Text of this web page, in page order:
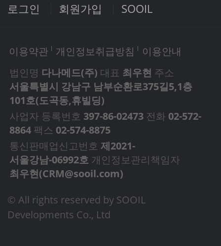
로그인 회원가입 SOOIL
이용약관 개인정보취급방침
이용안내
법인명 다나메드(주) 대표 최우현 주소
서울특별시 강남구 남부순환로375길5,1층
101호(도곡동,휴빌딩)
사업자 등록번호 397-86-02473 전화 02-572-
8864 팩스 02-574-8875
통신판매업신고번호제2021-
서울강남-06992호 개인정보관리책임자
최우현(CRM@sooil.com)
© All rights reserved by SOOIL
Developments Co., Ltd